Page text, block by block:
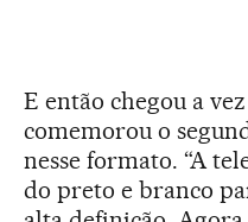
E então chegou a
comemorou o
nesse formato. “A
do preto e branco